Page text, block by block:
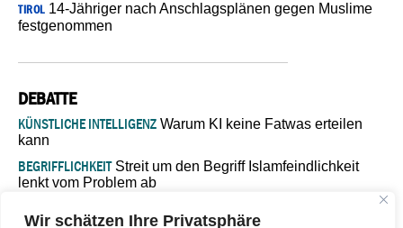
Wir schätzen Ihre Privatsphäre
TIROL14-Jähriger nach Anschlagsplänen gegen Muslime
festgenommen
DEBATTE
KÜNSTLICHE INTELLIGENZ Warum KI keine Fatwas erteilen
kann
BEGRIFFLICHKEITStreit um den Begriff Islamfeindlichkeit
lenkt vom Problem ab
Verantwortung bleibt“